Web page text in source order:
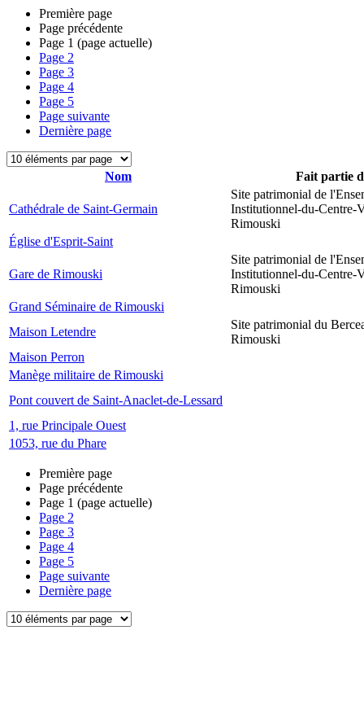
Première page
Page précédente
Page 1 (page actuelle)
Page 2
Page 3
Page 4
Page 5
Page suivante
Dernière page
Nom Fait partie
Cathédrale de Saint-Germain
Site patrimonial de
Institutionnel-du-Centre-
Rimouski
Église d'Esprit-Saint
Gare de Rimouski
Site patrimonial de
Institutionnel-du-Centre-
Rimouski
Grand Séminaire de Rimouski
Maison Letendre
Site patrimonial du
Rimouski
Maison Perron
Manège militaire de Rimouski
Pont couvert de Saint-Anaclet-de-Lessard
1, rue Principale Ouest
1053, rue du Phare
Première page
Page précédente
Page 1 (page actuelle)
Page 2
Page 3
Page 4
Page 5
Page suivante
Dernière page